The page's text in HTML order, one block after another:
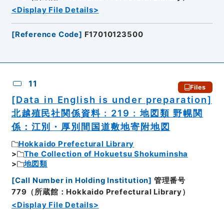
<Display File Details>
[Reference Code] F17010123500
11 Files
[Data in English is under preparation]
北越殖民社関係資料 : 219 : 地図類 野幌関
係：江別・厚別間国道敷地寄附地図
Hokkaido Prefectural Library
The Collection of Hokuetsu Shokuminsha
地図類
[Call Number in Holding Institution] 管理番号
779（所蔵館：Hokkaido Prefectural Library）
<Display File Details>